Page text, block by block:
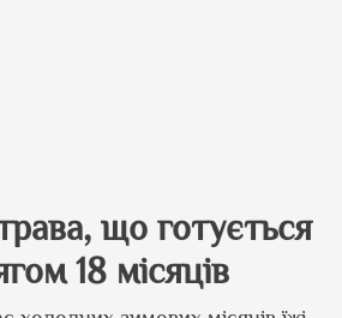
що готується
18 місяців